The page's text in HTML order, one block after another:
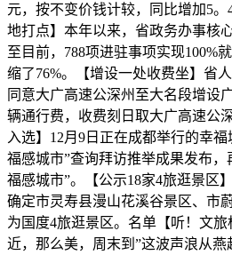
元，按不变价钱计较，同比增加5。
地打点】本年以来，省政务办事核
至目前，788项进驻事项实现100%
缩了76%。【增设一处收费坐】省
同意大广高速公深州至大名段增设
辆通行费，收费刻日取大广高速公
入选】12月9日正在成都举行的幸
福感城市”查询拜访推举成果发布，
福感城市”。【公示18家4旅逛景区
确定市灵寿县漫山花溪谷景区、市
为国度4旅逛景区。名单【听！文
近，那么美，周末到”这波声浪从